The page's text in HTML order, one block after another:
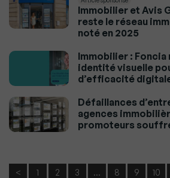
Immobilier et Avis
reste le réseau
noté en 2025
Immobilier : Foncia
identité visuelle
d’efficacité
Défaillances
agences
promoteurs
< 1 2 3 … 8 9 10